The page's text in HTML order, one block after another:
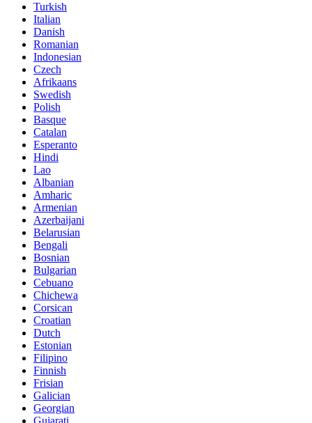
Turkish
Italian
Danish
Romanian
Indonesian
Czech
Afrikaans
Swedish
Polish
Basque
Catalan
Esperanto
Hindi
Lao
Albanian
Amharic
Armenian
Azerbaijani
Belarusian
Bengali
Bosnian
Bulgarian
Cebuano
Chichewa
Corsican
Croatian
Dutch
Estonian
Filipino
Finnish
Frisian
Galician
Georgian